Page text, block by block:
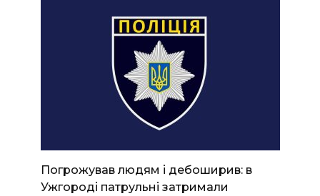
Погрожував людям і дебоширив: в
Ужгороді патрульні затримали